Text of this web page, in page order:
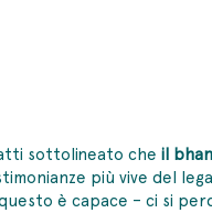
sottolineato che il
più vive del
è capace – ci si